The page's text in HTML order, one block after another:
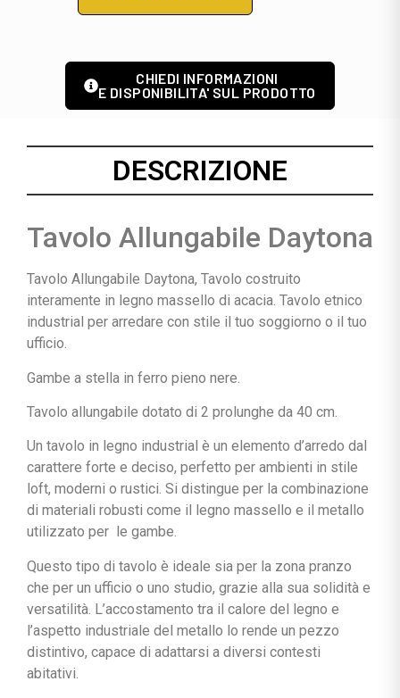
CHIEDI INFORMAZIONI
E DISPONIBILITA' SUL PRODOTTO
DESCRIZIONE
Tavolo Allungabile Daytona
Tavolo Allungabile Daytona, Tavolo costruito
interamente in legno massello di acacia. Tavolo etnico
industrial per arredare con stile il tuo soggiorno o il tuo
ufficio.
Gambe a stella in ferro pieno nere.
Tavolo allungabile dotato di 2 prolunghe da 40 cm.
Un tavolo in legno industrial è un elemento d’arredo dal
carattere forte e deciso, perfetto per ambienti in stile
loft, moderni o rustici. Si distingue per la combinazione
di materiali robusti come il legno massello e il metallo
utilizzato per le gambe.
Questo tipo di tavolo è ideale sia per la zona pranzo
che per un ufficio o uno studio, grazie alla sua solidità e
versatilità. L’accostamento tra il calore del legno e
l’aspetto industriale del metallo lo rende un pezzo
distintivo, capace di adattarsi a diversi contesti
abitativi.